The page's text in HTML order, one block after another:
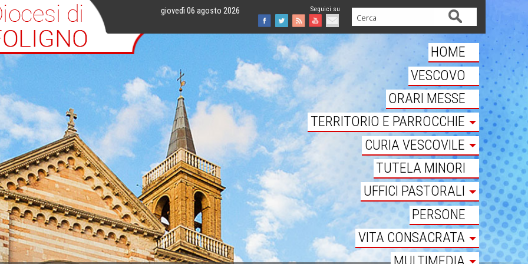
giovedì 06 agosto 2026
Facebook
Twitter
FeedYoutube
Mail
Cerca
HOME
VESCOVO
ORARI MESSE
TERRITORIO E PARROCCHIE
CURIA VESCOVILE
TUTELA MINORI
UFFICI PASTORALI
PERSONE
VITA CONSACRATA